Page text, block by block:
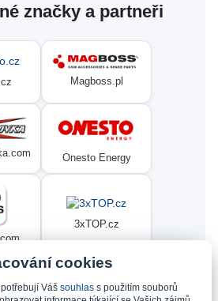
značky a partneři
Magboss.pl
Onesto Energy
3xTOP.cz
Ninex.cz
cookies
Váš souhlass použitím souborů